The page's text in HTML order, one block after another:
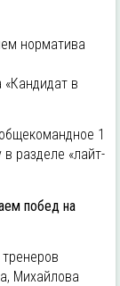
норматива
в
1
разделе «лайт-
побед на
Михайлова